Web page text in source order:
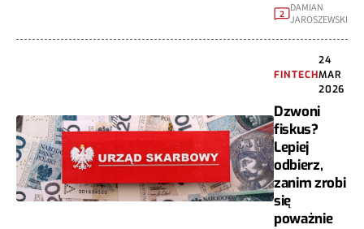
2
DAMIAN
JAROSZEWSKI
FINTECH
24
MAR
2026
Dzwoni
fiskus?
Lepiej
odbierz,
zanim zrobi
się
poważnie